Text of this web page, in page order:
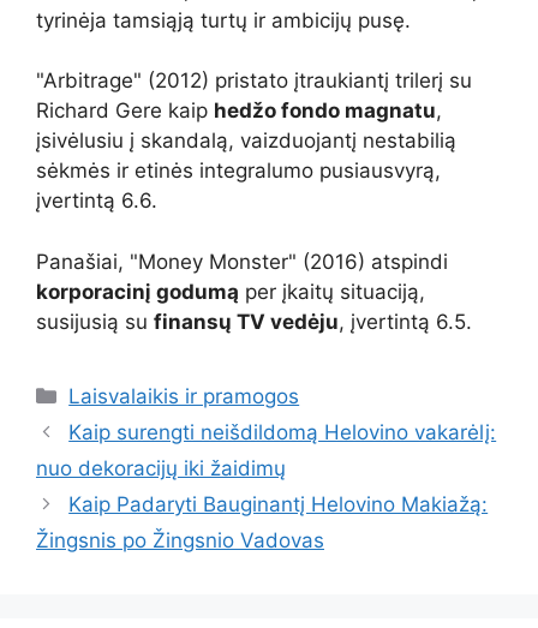
tyrinėja tamsiąją turtų ir ambicijų pusę.
"Arbitrage" (2012) pristato įtraukiantį trilerį su
Richard Gere kaip hedžo fondo magnatu,
įsivėlusiu į skandalą, vaizduojantį nestabilią
sėkmės ir etinės integralumo pusiausvyrą,
įvertintą 6.6.
Panašiai, "Money Monster" (2016) atspindi
korporacinį godumą per įkaitų situaciją,
susijusią su finansų TV vedėju, įvertintą 6.5.
Kategorijos
Laisvalaikis ir pramogos
Kaip surengti neišdildomą Helovino vakarėlį:
nuo dekoracijų iki žaidimų
Kaip Padaryti Bauginantį Helovino Makiažą:
Žingsnis po Žingsnio Vadovas